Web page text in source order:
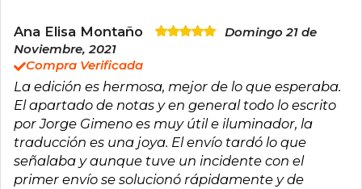
Ana Elisa Montaño
Domingo 21 de
Noviembre, 2021
Compra Verificada
La edición es hermosa, mejor de lo que esperaba.
El apartado de notas y en general todo lo escrito
por Jorge Gimeno es muy útil e iluminador, la
traducción es una joya. El envío tardó lo que
señalaba y aunque tuve un incidente con el
primer envío se solucionó rápidamente y de